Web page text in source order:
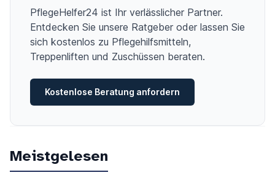
PflegeHelfer24 ist Ihr verlässlicher Partner.
Entdecken Sie unsere Ratgeber oder lassen Sie
sich kostenlos zu Pflegehilfsmitteln,
Treppenliften und Zuschüssen beraten.
Kostenlose Beratung anfordern
Meistgelesen